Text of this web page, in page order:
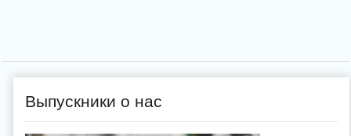
Выпускники о нас